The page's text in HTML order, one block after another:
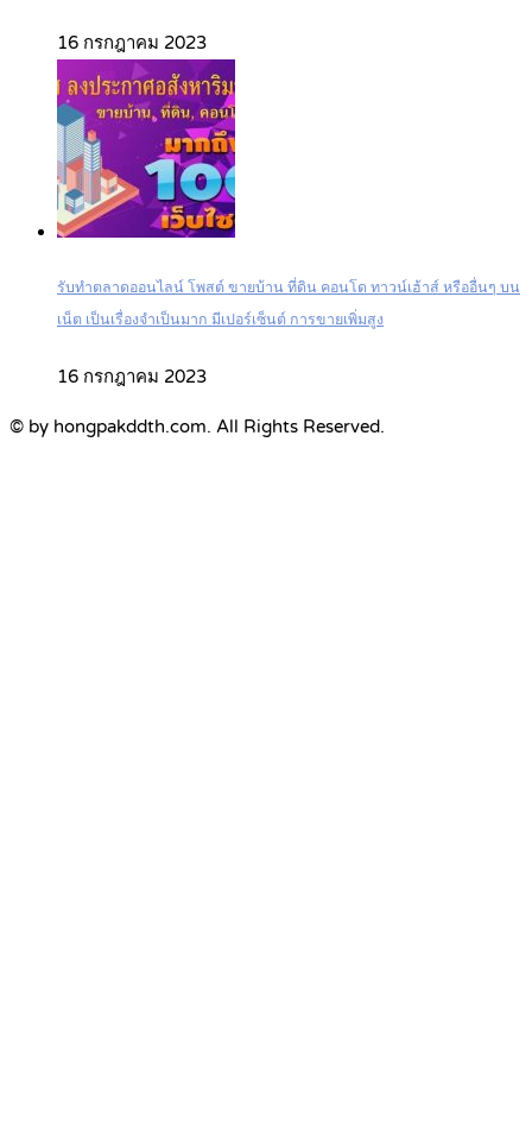
16 กรกฎาคม 2023
รับทำตลาดออนไลน์ โพสต์ ขายบ้าน ที่ดิน คอนโด ทาวน์เฮ้าส์ หรืออื่นๆ บน
เน็ต เป็นเรื่องจำเป็นมาก มีเปอร์เซ็นต์ การขายเพิ่มสูง
16 กรกฎาคม 2023
© by hongpakddth.com. All Rights Reserved.